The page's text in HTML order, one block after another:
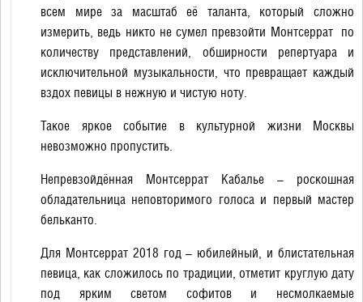
всем мире за масштаб её таланта, который сложно
измерить, ведь никто не сумел превзойти Монтсеррат по
количеству представлений, обширности репертуара и
исключительной музыкальности, что превращает каждый
вздох певицы в нежную и чистую ноту.
Такое яркое событие в культурной жизни Москвы
невозможно пропустить.
Непревзойдённая Монтсеррат Кабалье – роскошная
обладательница неповторимого голоса и первый мастер
бельканто.
Для Монтсеррат 2018 год – юбилейный, и блистательная
певица, как сложилось по традиции, отметит круглую дату
под ярким светом софитов и несмолкаемые